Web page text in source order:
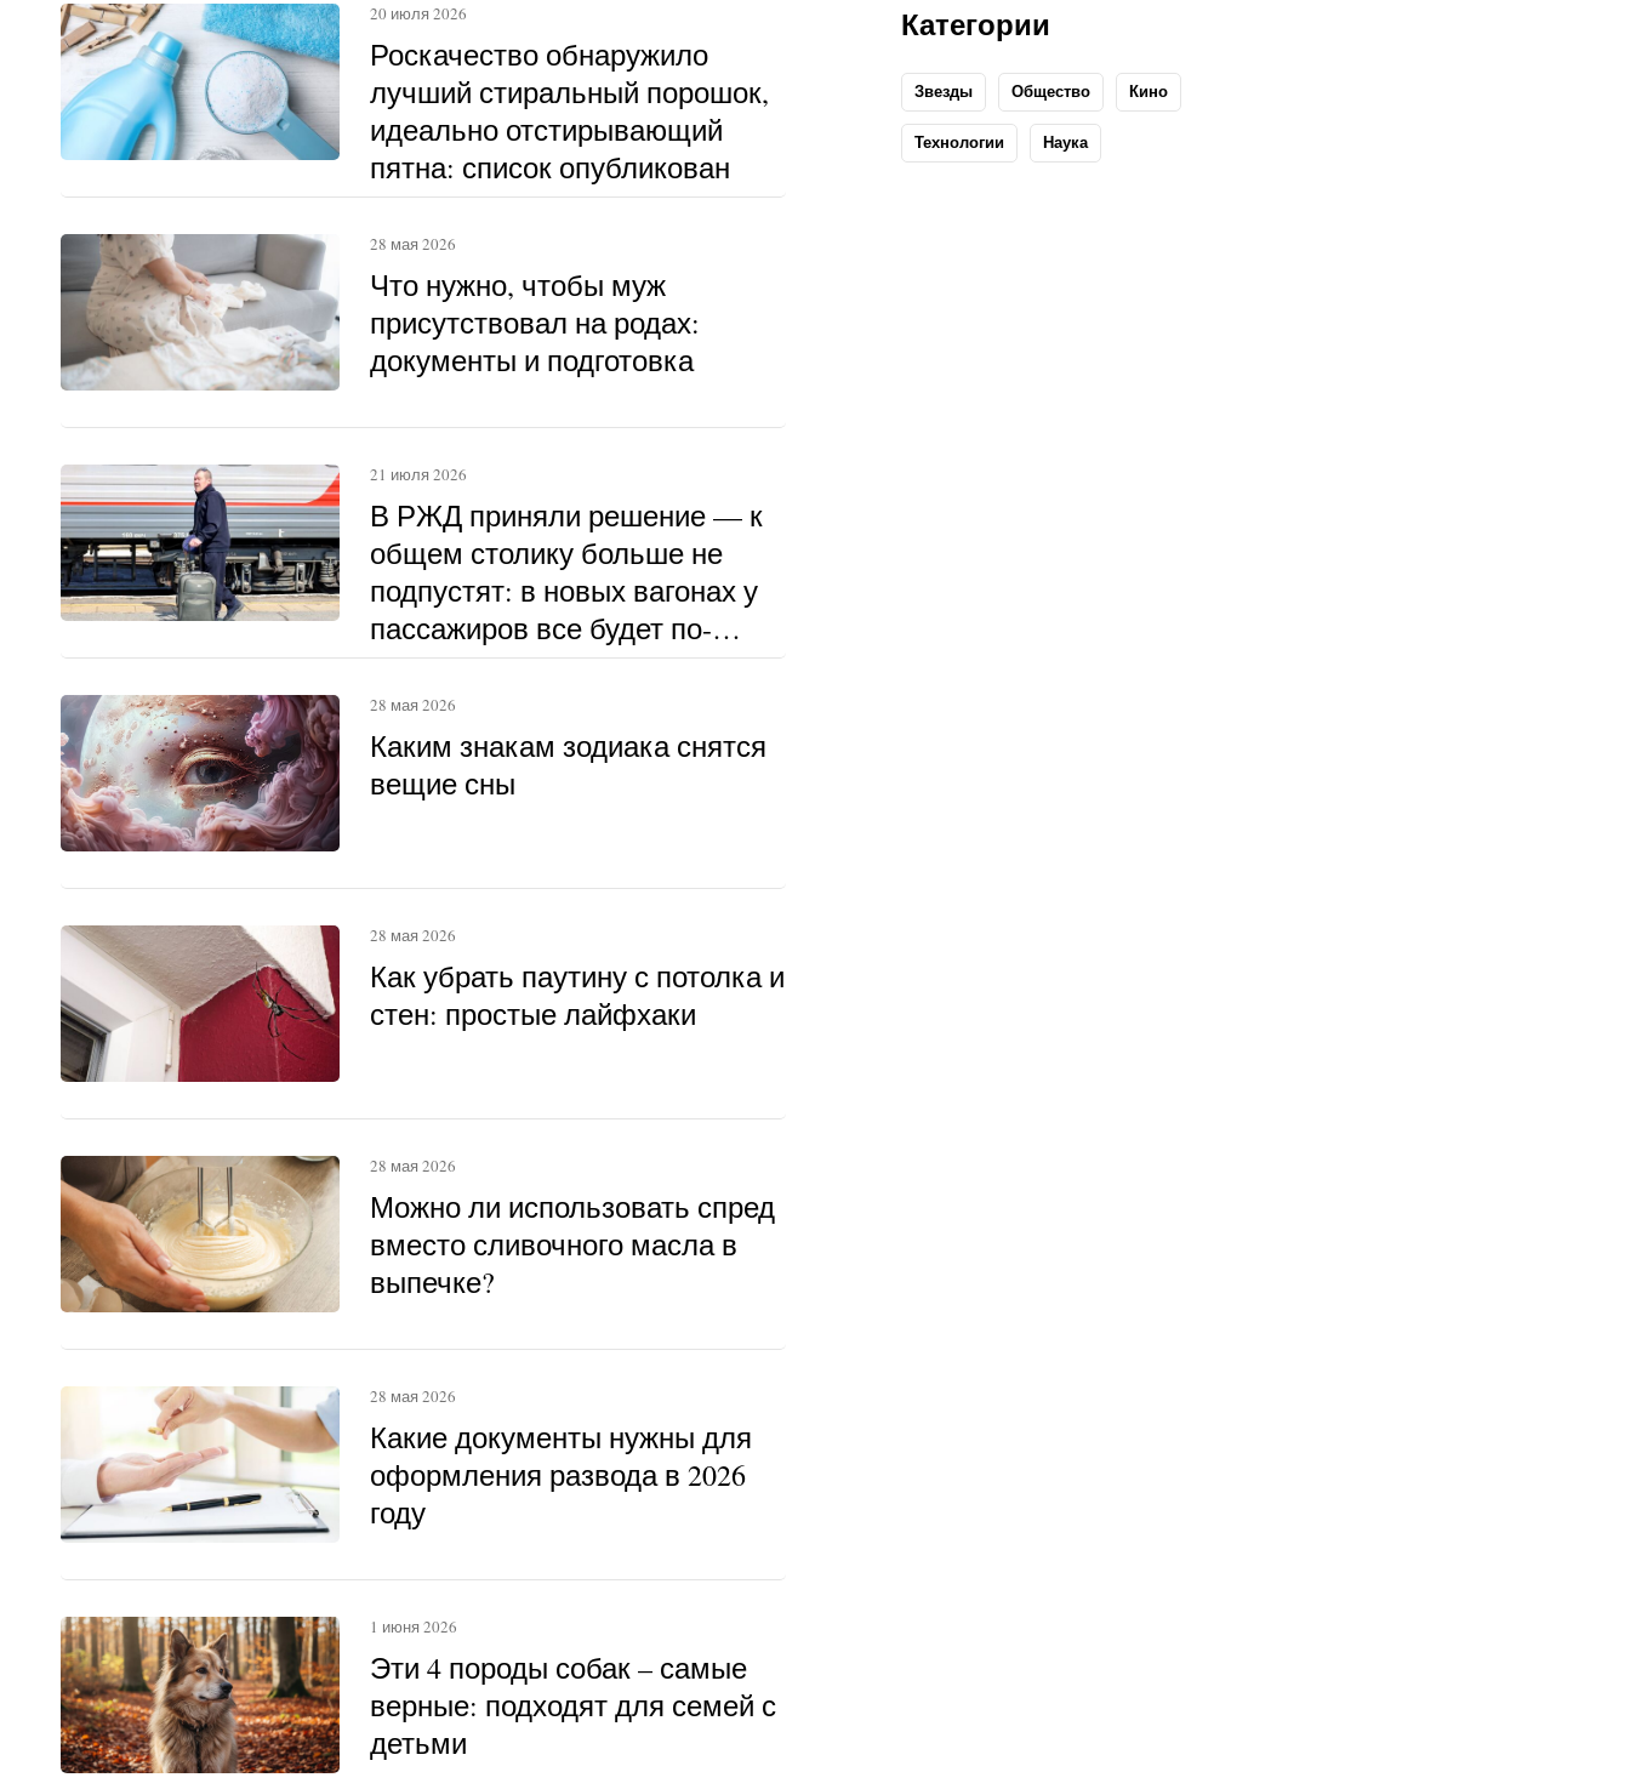
Роскачество обнаружило
лучший стиральный порошок,
идеально отстирывающий
пятна: список опубликован
20 июля 2026
Что нужно, чтобы муж
присутствовал на родах:
документы и подготовка
28 мая 2026
В РЖД приняли решение — к
общем столику больше не
подпустят: в новых вагонах у
пассажиров все будет по-
другому
21 июля 2026
Каким знакам зодиака снятся
вещие сны
28 мая 2026
Как убрать паутину с потолка и
стен: простые лайфхаки
28 мая 2026
Можно ли использовать спред
вместо сливочного масла в
выпечке?
28 мая 2026
Какие документы нужны для
оформления развода в 2026
году
28 мая 2026
Эти 4 породы собак – самые
верные: подходят для семей с
детьми
1 июня 2026
Категории
Звезды Общество Кино
Технологии Наука